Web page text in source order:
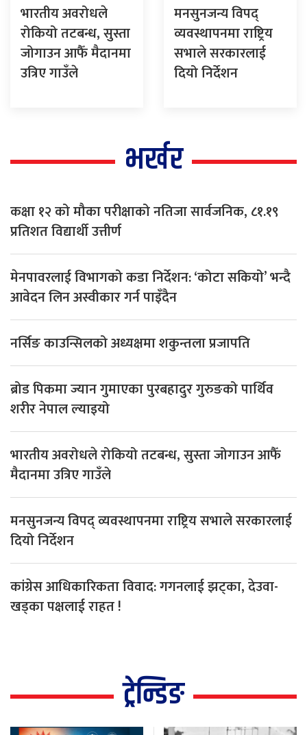
भारतीय अवरोधले
रोकियो तटबन्ध, सुस्ता
जोगाउन आफैँ मैदानमा
उत्रिए गाउँले
मनसुनजन्य विपद्
व्यवस्थापनमा राष्ट्रिय
सभाले सरकारलाई
दियो निर्देशन
भर्खर
कक्षा १२ को मौका परीक्षाको नतिजा सार्वजनिक, ८१.१९
प्रतिशत विद्यार्थी उत्तीर्ण
मेनपावरलाई विभागको कडा निर्देशन: ‘कोटा सकियो’ भन्दै
आवेदन लिन अस्वीकार गर्न पाइँदैन
नर्सिङ काउन्सिलको अध्यक्षमा शकुन्तला प्रजापति
ब्रोड पिकमा ज्यान गुमाएका पुरबहादुर गुरुङको पार्थिव
शरीर नेपाल ल्याइयो
भारतीय अवरोधले रोकियो तटबन्ध, सुस्ता जोगाउन आफैँ
मैदानमा उत्रिए गाउँले
मनसुनजन्य विपद् व्यवस्थापनमा राष्ट्रिय सभाले सरकारलाई
दियो निर्देशन
कांग्रेस आधिकारिकता विवाद: गगनलाई झट्का, देउवा-
खड्का पक्षलाई राहत !
ट्रेन्डिङ